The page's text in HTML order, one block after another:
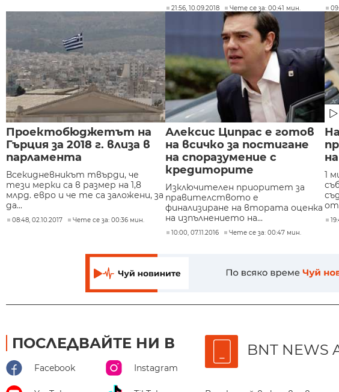
21:56, 10.09.2018 Чете се за: 00:41 мин.
Проектобюджетът на
Гърция за 2018 г. влиза в
парламента
Всекидневникът твърди, че
тези мерки са в размер на 1,8
млрд. евро и че те са заложени, за
да...
08:48, 02.10.2017 Чете се за: 00:36 мин.
Алексис Ципрас е готов
на всичко за постигане
на споразумение с
кредиторите
Изключителен приоритет за
правителството е
финализиране на втората оценка
на изпълнението на...
10:00, 07.11.2016 Чете се за: 00:47 мин.
1
ПОСЛЕДВАЙТЕ НИ В
Facebook Instagram
BNT NEWS